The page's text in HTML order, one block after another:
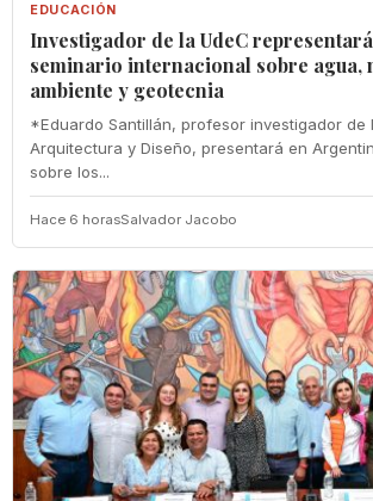
EDUCACIÓN
Investigador de la UdeC
seminario internacional sobre agua,
ambiente y geotecnia
*Eduardo Santillán, profesor investigador de
Arquitectura y Diseño, presentará en
sobre los...
Hace 6 horasSalvador Jacobo